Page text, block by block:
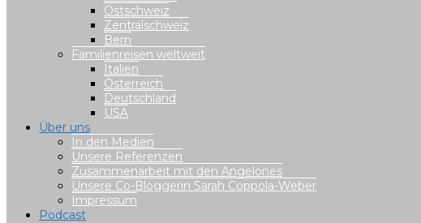
Ostschweiz
Zentralschweiz
Bern
Familienreisen weltweit
Italien
Österreich
Deutschland
USA
Über uns
In den Medien
Unsere Referenzen
Zusammenarbeit mit den Angelones
Unsere Co-Bloggerin Sarah Coppola-Weber
Impressum
Podcast